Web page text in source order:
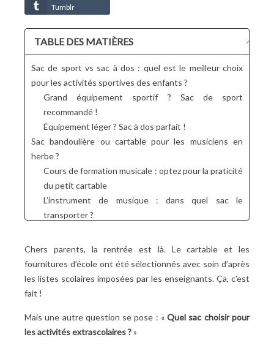
Tumblr
TABLE DES MATIÈRES
Sac de sport vs sac à dos : quel est le meilleur choix
pour les activités sportives des enfants ?
Grand équipement sportif ? Sac de sport
recommandé !
Équipement léger ? Sac à dos parfait !
Sac bandoulière ou cartable pour les musiciens en
herbe ?
Cours de formation musicale : optez pour la praticité
du petit cartable
L’instrument de musique : dans quel sac le
transporter ?
Dessin et peinture : un sac à dos pour garder tout
organisé
Poterie et céramique : le sac cabas pour ranger du
cours de langue ?
Hobbies créatifs : comment élire le bon sac ?
Chers parents, la rentrée est là. Le cartable et les
fournitures d’école ont été sélectionnés avec soin d’après
les listes scolaires imposées par les enseignants. Ça, c’est
fait !
Mais une autre question se pose : « Quel sac choisir pour
les activités extrascolaires ?»